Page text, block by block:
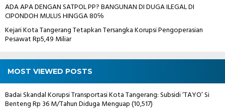
ADA APA DENGAN SATPOL PP? BANGUNAN DI DUGA ILEGAL DI
CIPONDOH MULUS HINGGA 80℅
Kejari Kota Tangerang Tetapkan Tersangka Korupsi Pengoperasian
Pesawat Rp5,49 Miliar
MOST VIEWED POSTS
Badai Skandal Korupsi Transportasi Kota Tangerang: Subsidi ‘TAYO’ Si
Benteng Rp 36 M/Tahun Diduga Menguap(10,517)